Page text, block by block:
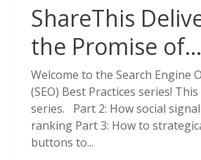
ShareThis
the Promise of
Cookieless Data
Solutions
Welcome to the Search Engine
(SEO) Best Practices series!
series. Part 2: How social
ranking Part 3: How to
buttons to...